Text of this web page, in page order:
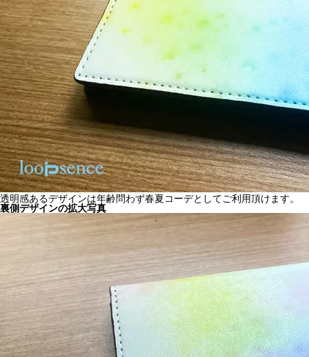
透明感あるデザインは年齢問わず春夏コーデとしてご利用頂けます。
裏側デザインの拡大写真